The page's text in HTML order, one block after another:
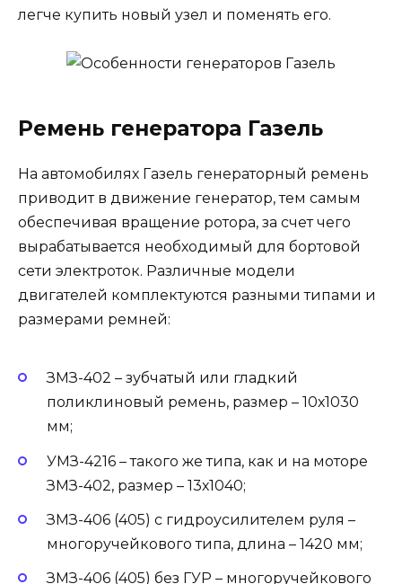
легче купить новый узел и поменять его.
Ремень генератора Газель
На автомобилях Газель генераторный ремень
приводит в движение генератор, тем самым
обеспечивая вращение ротора, за счет чего
вырабатывается необходимый для бортовой
сети электроток. Различные модели
двигателей комплектуются разными типами и
размерами ремней:
ЗМЗ-402 – зубчатый или гладкий
поликлиновый ремень, размер – 10х1030
мм;
УМЗ-4216 – такого же типа, как и на моторе
ЗМЗ-402, размер – 13х1040;
ЗМЗ-406 (405) с гидроусилителем руля –
многоручейкового типа, длина – 1420 мм;
ЗМЗ-406 (405) без ГУР – многоручейкового